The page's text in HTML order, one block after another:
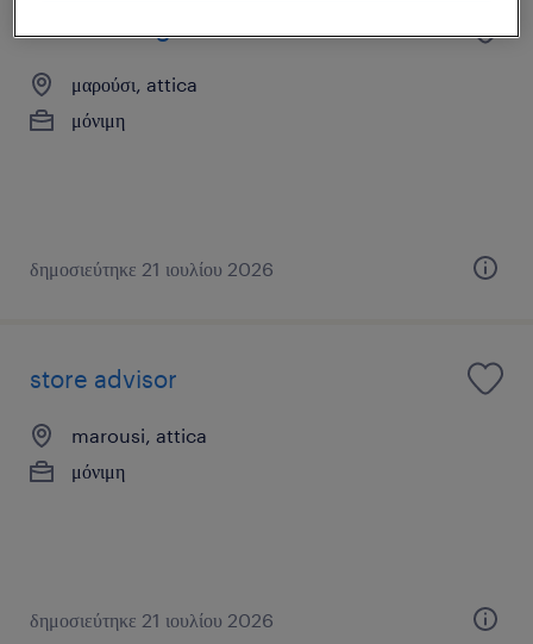
μαρούσι, attica
μόνιμη
δημοσιεύτηκε 21 ιουλίου 2026
store advisor
marousi, attica
μόνιμη
δημοσιεύτηκε 21 ιουλίου 2026